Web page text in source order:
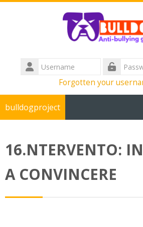
Skip to main content
Username
Forgotten your
bulldogproject
Search
16.NTERVENTO:
A CONVINCERE